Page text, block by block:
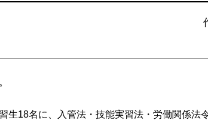
18名に、入管法・技能実習法・労働関係法